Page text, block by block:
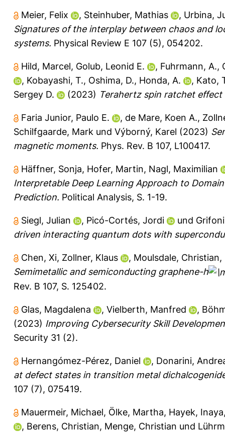
Meier, Felix , Steinhuber, Mathias , Urbina,
Signatures of the interplay between chaos and
systems. Physical Review E 107 (5), 054202.
Hild, Marcel, Golub, Leonid E. , Fuhrmann, A.,
, Kobayashi, T., Oshima, D., Honda, A. , Kato,
Sergey D.
(2023) Terahertz spin ratchet
Faria Junior, Paulo E. , de Mare, Koen A.,
Schilfgaarde, Mark und Výborný, Karel (2023)
magnetic moments. Phys. Rev. B 107, L100417.
Häffner, Sonja, Hofer, Martin, Nagl, Maximilian
Interpretable Deep Learning Approach to
Prediction. Political Analysis, S. 1-19.
Siegl, Julian , Picó-Cortés, Jordi und
driven interacting quantum dots with
Chen, Xi, Zollner, Klaus , Moulsdale, Christian,
Semimetallic and semiconducting graphene-h
Rev. B 107, S. 125402.
Glas, Magdalena , Vielberth, Manfred ,
(2023) Improving Cybersecurity Skill
Security 31 (2).
Hernangómez-Pérez, Daniel , Donarini,
at defect states in transition metal
107 (7), 075419.
Mauermeir, Michael, Ölke, Martha, Hayek, Inaya
, Berens, Christian, Menge, Christian und